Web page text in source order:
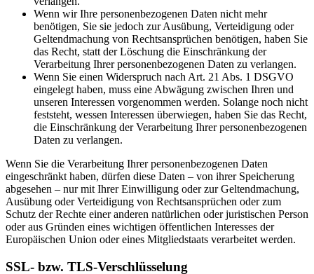
Wenn wir Ihre personenbezogenen Daten nicht mehr
benötigen, Sie sie jedoch zur Ausübung, Verteidigung oder
Geltendmachung von Rechtsansprüchen benötigen, haben Sie
das Recht, statt der Löschung die Einschränkung der
Verarbeitung Ihrer personenbezogenen Daten zu verlangen.
Wenn Sie einen Widerspruch nach Art. 21 Abs. 1 DSGVO
eingelegt haben, muss eine Abwägung zwischen Ihren und
unseren Interessen vorgenommen werden. Solange noch nicht
feststeht, wessen Interessen überwiegen, haben Sie das Recht,
die Einschränkung der Verarbeitung Ihrer personenbezogenen
Daten zu verlangen.
Wenn Sie die Verarbeitung Ihrer personenbezogenen Daten
eingeschränkt haben, dürfen diese Daten – von ihrer Speicherung
abgesehen – nur mit Ihrer Einwilligung oder zur Geltendmachung,
Ausübung oder Verteidigung von Rechtsansprüchen oder zum
Schutz der Rechte einer anderen natürlichen oder juristischen Person
oder aus Gründen eines wichtigen öffentlichen Interesses der
Europäischen Union oder eines Mitgliedstaats verarbeitet werden.
SSL- bzw. TLS-Verschlüsselung